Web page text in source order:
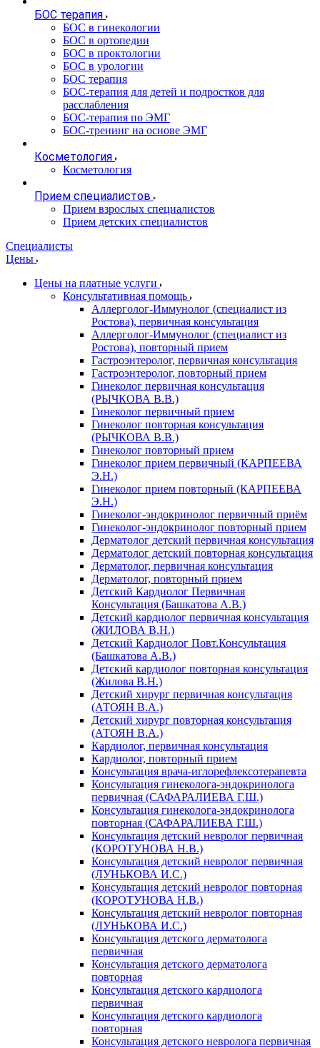
БОС терапия
БОС в гинекологии
БОС в ортопедии
БОС в проктологии
БОС в урологии
БОС терапия
БОС-терапия для детей и подростков для
расслабления
БОС-терапия по ЭМГ
БОС-тренинг на основе ЭМГ
Косметология
Косметология
Прием специалистов
Прием взрослых специалистов
Прием детских специалистов
Специалисты
Цены
Цены на платные услуги
Консультативная помощь
Аллерголог-Иммунолог (специалист из
Ростова), первичная консультация
Аллерголог-Иммунолог (специалист из
Ростова), повторный прием
Гастроэнтеролог, первичная консультация
Гастроэнтеролог, повторный прием
Гинеколог первичная консультация
(РЫЧКОВА В.В.)
Гинеколог первичный прием
Гинеколог повторная консультация
(РЫЧКОВА В.В.)
Гинеколог повторный прием
Гинеколог прием первичный (КАРПЕЕВА
Э.Н.)
Гинеколог прием повторный (КАРПЕЕВА
Э.Н.)
Гинеколог-эндокринолог первичный приём
Гинеколог-эндокринолог повторный прием
Дерматолог детский первичная консультация
Дерматолог детский повторная консультация
Дерматолог, первичная консультация
Дерматолог, повторный прием
Детский Кардиолог Первичная
Консультация (Башкатова А.В.)
Детский кардиолог первичная консультация
(ЖИЛОВА В.Н.)
Детский Кардиолог Повт.Консультация
(Башкатова А.В.)
Детский кардиолог повторная консультация
(Жилова В.Н.)
Детский хирург первичная консультация
(АТОЯН В.А.)
Детский хирург повторная консультация
(АТОЯН В.А.)
Кардиолог, первичная консультация
Кардиолог, повторный прием
Консультация врача-иглорефлексотерапевта
Консультация гинеколога-эндокринолога
первичная (САФАРАЛИЕВА Г.Ш.)
Консультация гинеколога-эндокринолога
повторная (САФАРАЛИЕВА Г.Ш.)
Консультация детский невролог первичная
(КОРОТУНОВА Н.В.)
Консультация детский невролог первичная
(ЛУНЬКОВА И.С.)
Консультация детский невролог повторная
(КОРОТУНОВА Н.В.)
Консультация детский невролог повторная
(ЛУНЬКОВА И.С.)
Консультация детского дерматолога
первичная
Консультация детского дерматолога
повторная
Консультация детского кардиолога
первичная
Консультация детского кардиолога
повторная
Консультация детского невролога первичная